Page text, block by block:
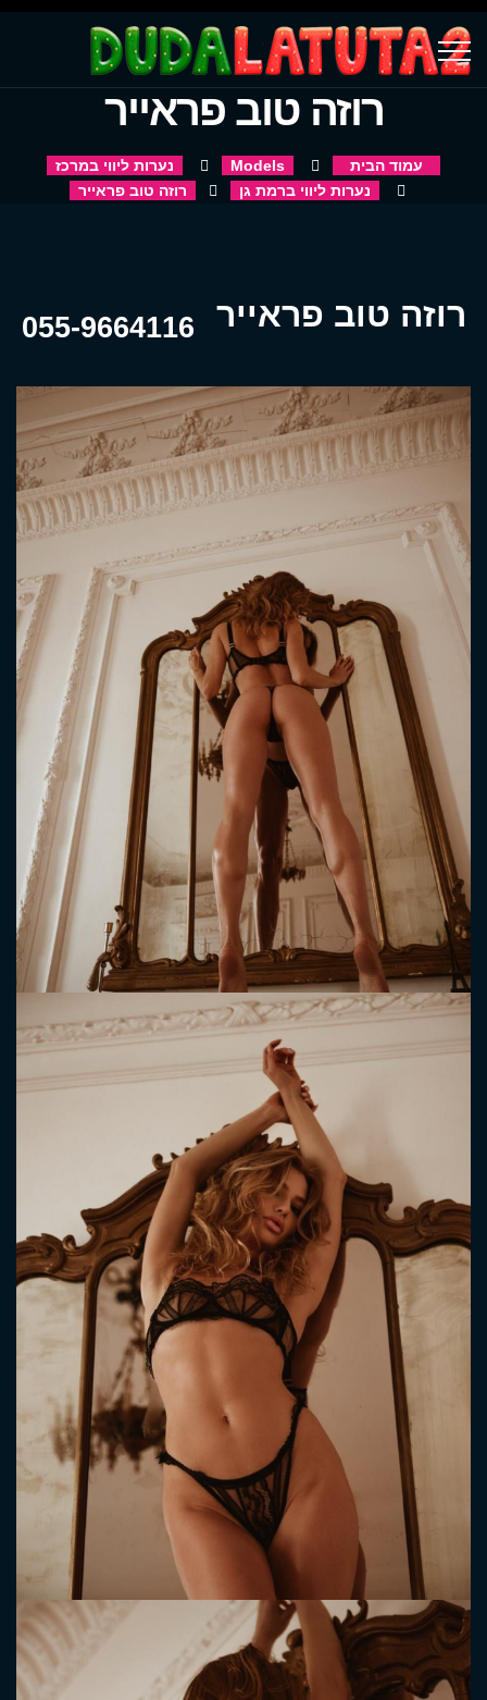
רוזה טוב פראייר
עמוד הבית Models
נערות ליווי במרכז
נערות ליווי ברמת גן
רוזה טוב פראייר
רוזה טוב פראייר 055-9664116